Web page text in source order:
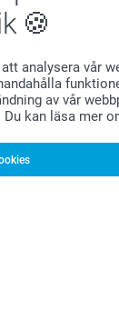
analysera vår
av vår
kan läsa mer